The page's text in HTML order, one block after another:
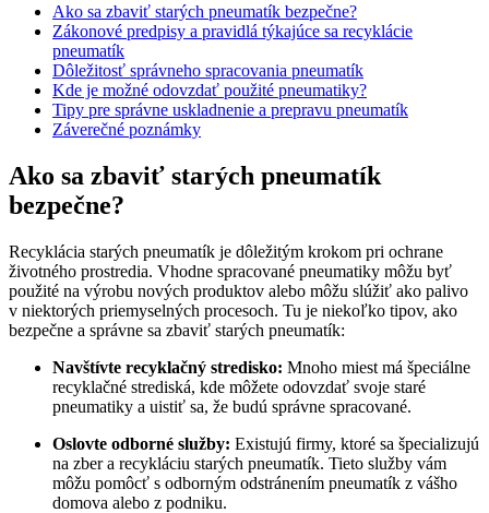
Ako sa zbaviť starých pneumatík bezpečne?
Zákonové predpisy a pravidlá týkajúce sa recyklácie
pneumatík
Dôležitosť správneho spracovania pneumatík
Kde je možné odovzdať použité pneumatiky?
Tipy pre správne uskladnenie a prepravu pneumatík
Záverečné poznámky
Ako sa zbaviť starých pneumatík
bezpečne?
Recyklácia starých pneumatík je dôležitým krokom pri ochrane
životného prostredia. Vhodne spracované pneumatiky môžu byť
použité na výrobu nových produktov alebo môžu slúžiť ako palivo
v niektorých priemyselných procesoch. Tu je niekoľko tipov, ako
bezpečne a správne sa zbaviť starých pneumatík:
Navštívte recyklačný stredisko: Mnoho miest má špeciálne
recyklačné strediská, kde môžete odovzdať svoje staré
pneumatiky a uistiť sa, že budú správne spracované.
Oslovte odborné služby: Existujú firmy, ktoré sa špecializujú
na zber a recykláciu starých pneumatík. Tieto služby vám
môžu pomôcť s odborným odstránením pneumatík z vášho
domova alebo z podniku.